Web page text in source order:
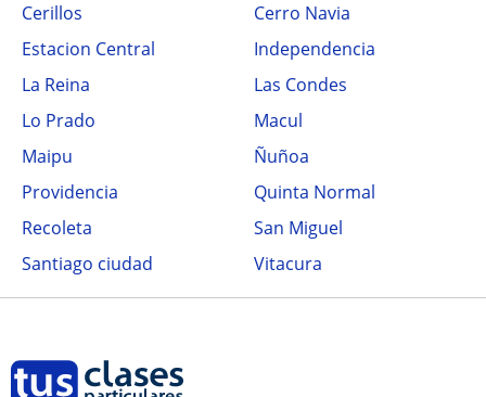
Cerillos
Cerro Navia
Estacion Central
Independencia
La Reina
Las Condes
Lo Prado
Macul
Maipu
Ñuñoa
Providencia
Quinta Normal
Recoleta
San Miguel
Santiago ciudad
Vitacura